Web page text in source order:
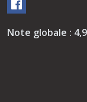
Note globale :